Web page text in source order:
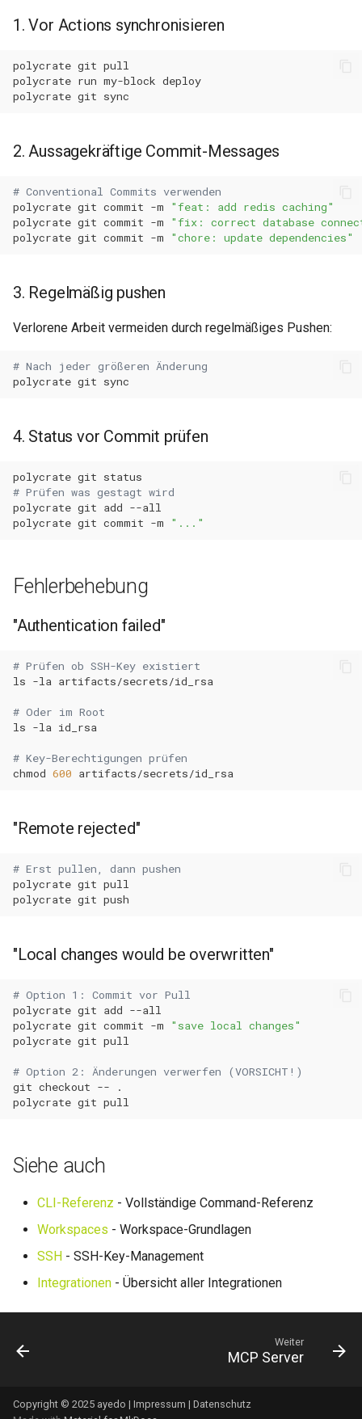
1. Vor Actions synchronisieren
polycrate git
polycrate run my-block
polycrate git
2. Aussagekräftige Commit-Messages
# Conventional Commits verwenden
polycrate git commit -m
"feat: add redis caching"
polycrate git commit -m
"fix: correct database
polycrate git commit -m "chore: update dependencies"
3. Regelmäßig pushen
Verlorene Arbeit vermeiden durch regelmäßiges Pushen:
# Nach jeder größeren Änderung
polycrate git
4. Status vor Commit prüfen
polycrate git
# Prüfen was gestagt wird
polycrate git add
polycrate git commit -m "..."
Fehlerbehebung
"Authentication failed"
# Prüfen ob SSH-Key existiert
ls -la
# Oder im Root
ls -la
# Key-Berechtigungen prüfen
chmod 600
"Remote rejected"
# Erst pullen, dann pushen
polycrate git
polycrate git
"Local changes would be overwritten"
# Option 1: Commit vor Pull
polycrate git add
polycrate git commit -m
"save local changes"
polycrate git
# Option 2: Änderungen verwerfen (VORSICHT!)
git checkout --
polycrate git
Siehe auch
CLI-Referenz - Vollständige Command-Referenz
Workspaces - Workspace-Grundlagen
SSH - SSH-Key-Management
Integrationen - Übersicht aller Integrationen
Weiter
MCP Server
Copyright © 2025 ayedo | Impressum | Datenschutz